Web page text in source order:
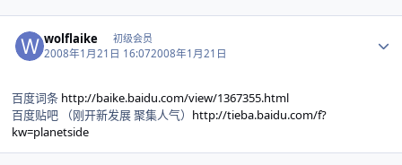
wolflaike 初级会员
2008年1月21日 16:072008年1月21日
百度词条 http://baike.baidu.com/view/1367355.html
百度贴吧 （刚开新发展 聚集人气） http://tieba.baidu.com/f?
kw=planetside